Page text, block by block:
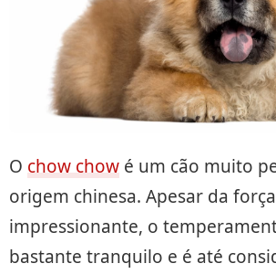
O chow chow é um cão muito
origem chinesa. Apesar da
impressionante, o
bastante tranquilo e é até